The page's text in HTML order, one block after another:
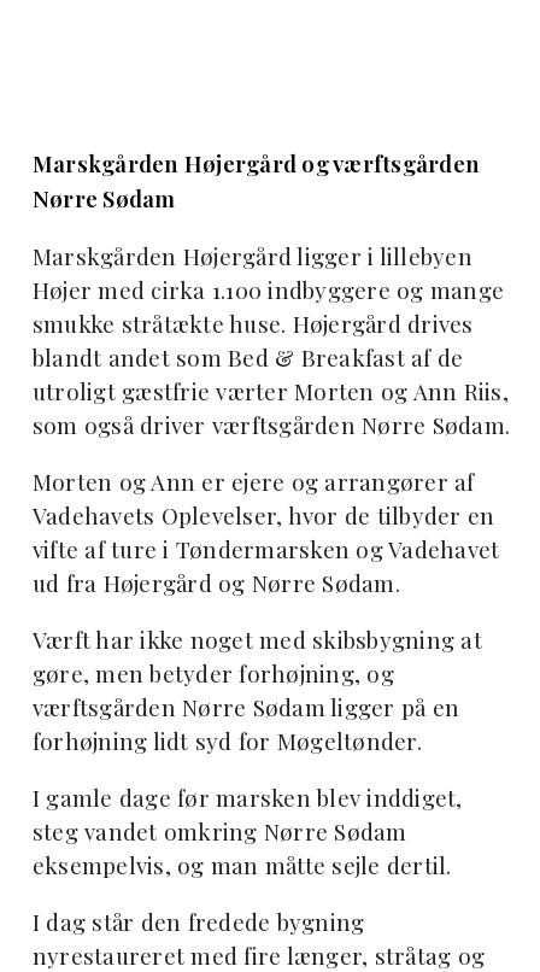
Marskgården Højergård og værftsgården
Nørre Sødam
Marskgården Højergård ligger i lillebyen
Højer med cirka 1.100 indbyggere og mange
smukke stråtækte huse. Højergård drives
blandt andet som Bed & Breakfast af de
utroligt gæstfrie værter Morten og Ann Riis,
som også driver værftsgården Nørre Sødam.
Morten og Ann er ejere og arrangører af
Vadehavets Oplevelser, hvor de tilbyder en
vifte af ture i Tøndermarsken og Vadehavet
ud fra Højergård og Nørre Sødam.
Værft har ikke noget med skibsbygning at
gøre, men betyder forhøjning, og
værftsgården Nørre Sødam ligger på en
forhøjning lidt syd for Møgeltønder.
I gamle dage før marsken blev inddiget,
steg vandet omkring Nørre Sødam
eksempelvis, og man måtte sejle dertil.
I dag står den fredede bygning
nyrestaureret med fire længer, stråtag og